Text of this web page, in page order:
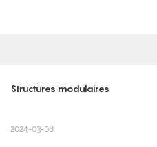
Structures modulaires
2024-03-08